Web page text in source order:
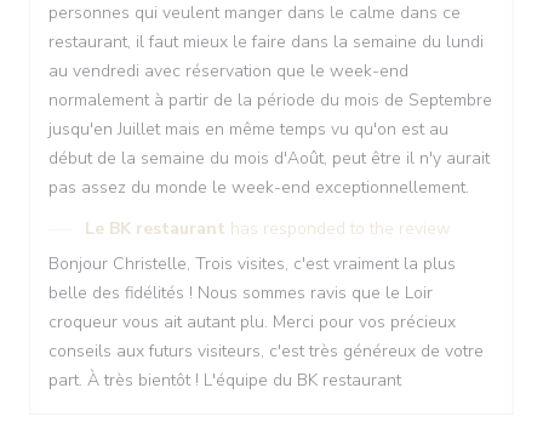
personnes qui veulent manger dans le calme dans ce
restaurant, il faut mieux le faire dans la semaine du lundi
au vendredi avec réservation que le week-end
normalement à partir de la période du mois de Septembre
jusqu'en Juillet mais en même temps vu qu'on est au
début de la semaine du mois d'Août, peut être il n'y aurait
pas assez du monde le week-end exceptionnellement.
Le BK restaurant has responded to the review
Bonjour Christelle, Trois visites, c'est vraiment la plus
belle des fidélités ! Nous sommes ravis que le Loir
croqueur vous ait autant plu. Merci pour vos précieux
conseils aux futurs visiteurs, c'est très généreux de votre
part. À très bientôt ! L'équipe du BK restaurant